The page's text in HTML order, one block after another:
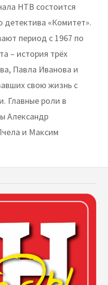
НТВ состоится
детектива «Комитет».
период с 1967 по
– история трёх
Павла Иванова и
свою жизнь с
Главные роли в
Александр
и Максим